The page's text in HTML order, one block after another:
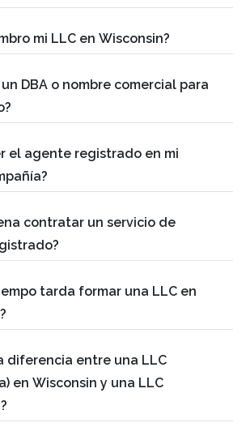
mi LLC en Wisconsin?
DBA o nombre comercial para
el agente registrado en mi
contratar un servicio de
tarda formar una LLC en
diferencia entre una LLC
en Wisconsin y una LLC